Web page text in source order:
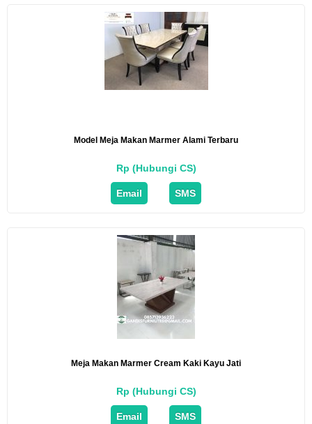
Model Meja Makan Marmer Alami Terbaru
Rp (Hubungi CS)
Email SMS
Meja Makan Marmer Cream Kaki Kayu Jati
Rp (Hubungi CS)
Email SMS